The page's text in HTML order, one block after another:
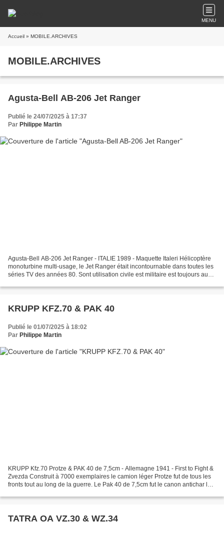
MENU
Accueil » MOBILE.ARCHIVES
MOBILE.ARCHIVES
Agusta-Bell AB-206 Jet Ranger
Publié le 24/07/2025 à 17:37
Par Philippe Martin
Agusta-Bell AB-206 Jet Ranger - ITALIE 1989 - Maquette Italeri Hélicoptère
monoturbine multi-usage, le Jet Ranger était incontournable dans toutes les
séries TV des années 80. Sont utilisation civile est militaire est toujours aussi
KRUPP KFZ.70 & PAK 40
Publié le 01/07/2025 à 18:02
Par Philippe Martin
KRUPP Kfz.70 Protze & PAK 40 de 7,5cm - Allemagne 1941 - First to Fight &
Zvezda Construit à 7000 exemplaires le camion léger Protze fut de tous les
fronts tout au long de la guerre. Le Pak 40 de 7,5cm fut le canon antichar le
TATRA OA VZ.30 & WZ.34